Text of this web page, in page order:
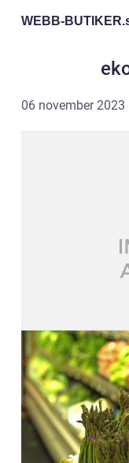
WEBB-BUTIKER.
06 november 2023